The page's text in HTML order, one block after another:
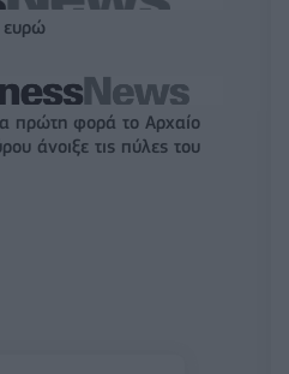
ευρώ
πρώτη φορά το Αρχαίο
άνοιξε τις πύλες του